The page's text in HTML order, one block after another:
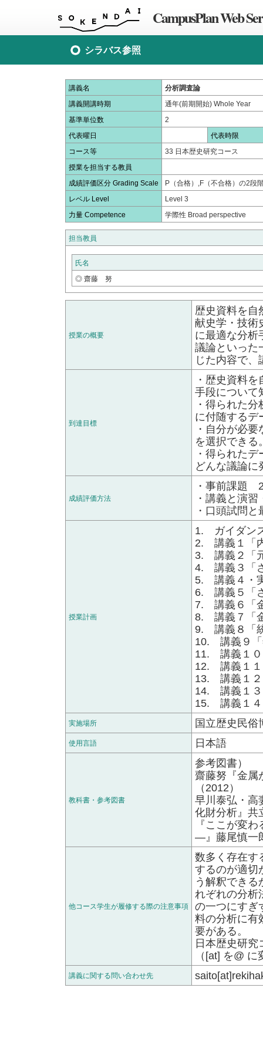
CampusPlan Web
シラバス参照
講義名
分析調査論
講義開講時期
通年(前期開始) Whole Year
基準単位数
2
代表曜日
代表時限
コース等
33 日本歴史研究コース
授業を担当する教員
成績評価区分 Grading Scale
P（合格）,F（不合格）の2段
レベル Level
Level 3
力量 Competence
学際性 Broad perspective
担当教員
氏名
◎ 齋藤 努
授業の概要
歴史資料を自
献史学・技術
に最適な分析
議論といった
じた内容で
到達目標
・歴史資料
手段について
・得られた
に付随するデ
・自分が必
を選択できる
・得られた
どんな議論
成績評価方法
・事前課題
・講義と演
・口頭試問
授業計画
1. ガイダン
2. 講義１「
3. 講義２「
4. 講義３「
5. 講義４・
6. 講義５「
7. 講義６「
8. 講義７「
9. 講義８「
10. 講義９
11. 講義１
12. 講義１
13. 講義１
14. 講義１
15. 講義１４
実施場所 国立歴史民俗
使用言語 日本語
教科書・参考図書
参考図書）
齋藤努『金属
（2012）
早川泰弘・
化財分析』共
『ここが変
―』藤尾慎一
他コース学生が履修する際の注意事項
数多く存在す
するのが適切
う解釈でき
れぞれの分析
の一つにすぎ
料の分析に有
要がある。
日本歴史研
（[at] を@
講義に関する問い合わせ先